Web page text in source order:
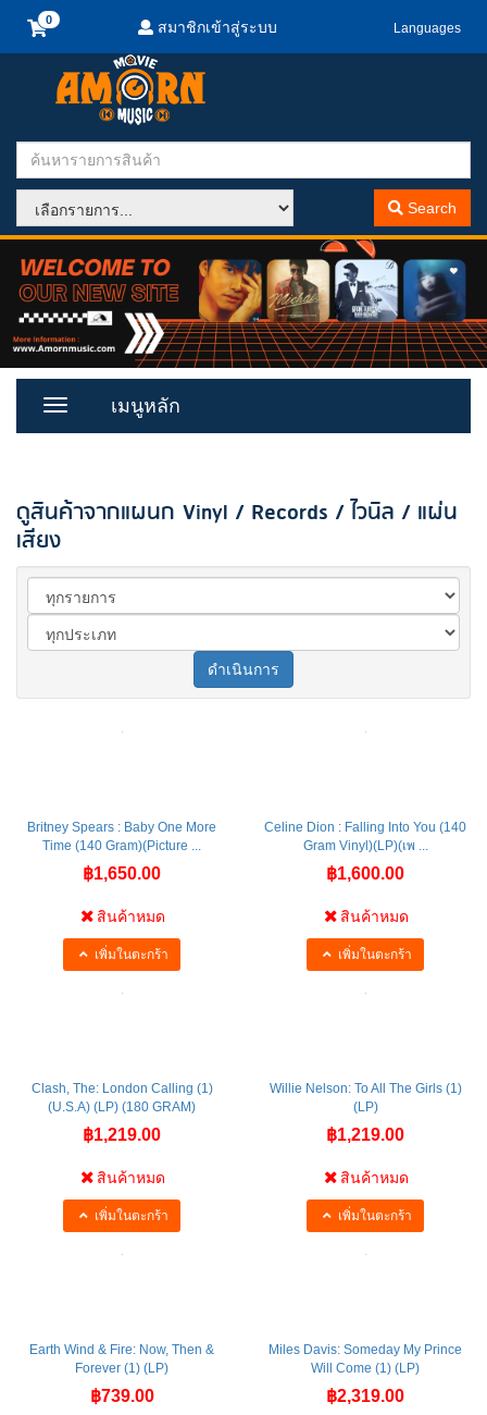
สมาชิกเข้าสู่ระบบ Languages
Search
Toggle
เมนูหลัก
ดูสินค้าจากแผนก Vinyl / Records / ไวนิล / แผ่น
เสียง
ดำเนินการ
Britney Spears : Baby One More
Time (140 Gram)(Picture ...
฿1,650.00
สินค้าหมด
เพิ่มในตะกร้า
Celine Dion : Falling Into You (140
Gram Vinyl)(LP)(เพ ...
฿1,600.00
สินค้าหมด
เพิ่มในตะกร้า
Clash, The: London Calling (1)
(U.S.A) (LP) (180 GRAM)
฿1,219.00
สินค้าหมด
เพิ่มในตะกร้า
Willie Nelson: To All The Girls (1)
(LP)
฿1,219.00
สินค้าหมด
เพิ่มในตะกร้า
Earth Wind & Fire: Now, Then &
Forever (1) (LP)
฿739.00
Miles Davis: Someday My Prince
Will Come (1) (LP)
฿2,319.00